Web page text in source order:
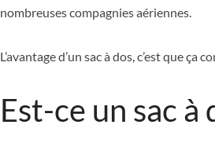
nombreuses compagnies aériennes.
L’avantage d’un sac à dos, c’est que ça
Est-ce un sac